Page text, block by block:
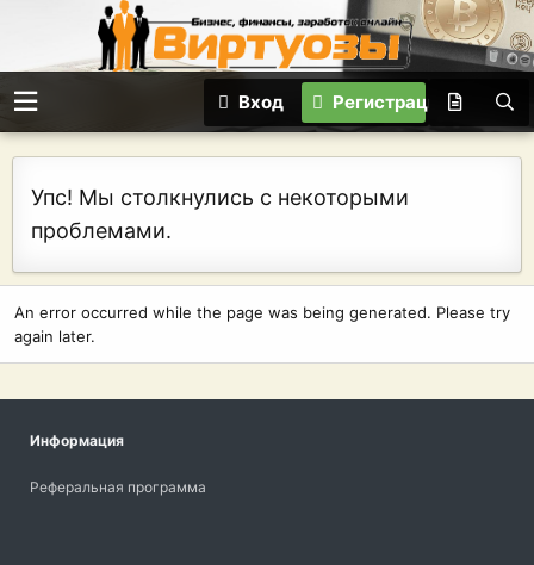
Вход Регистрация
Упс! Мы столкнулись с некоторыми
проблемами.
An error occurred while the page was being generated. Please try
again later.
Информация
Реферальная программа